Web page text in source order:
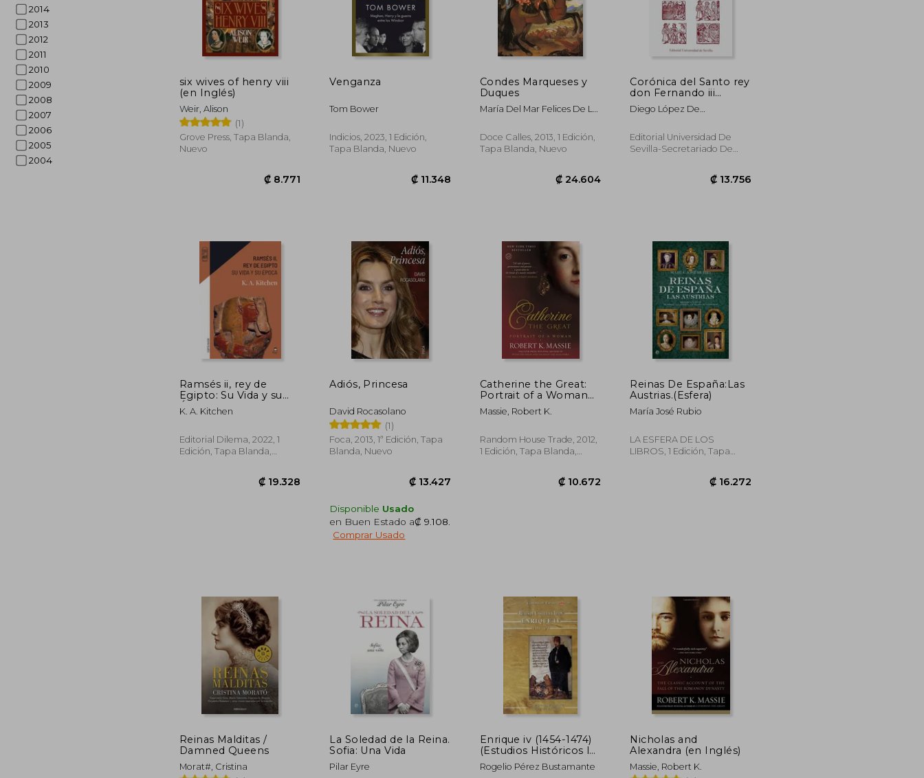
2014
2013
2012
2011
2010
2009
2008
2007
2006
2005
2004
six wives of henry viii
(en Inglés)
Weir, Alison
(1)
Grove Press, Tapa Blanda,
Nuevo
₡ 8.771
Venganza
Tom Bower
Indicios, 2023, 1 Edición,
Tapa Blanda, Nuevo
₡ 11.348
Condes Marqueses y
Duques
María Del Mar Felices De La
Doce Calles, 2013, 1 Edición,
Tapa Blanda, Nuevo
₡ 24.604
Corónica del Santo rey
don Fernando iii
(Historia y Geografía)
Diego López De
González Jiménez
Editorial Universidad De
Sevilla-Secretariado De
Ramsés ii, rey de
Egipto: Su Vida y su
Época
K. A. Kitchen
Editorial Dilema, 2022, 1
Edición, Tapa Blanda,
Adiós, Princesa
David Rocasolano
(1)
Foca, 2013, 1ª Edición, Tapa
Blanda, Nuevo
Disponible Usado
en Buen Estado a₡ 9.108
Comprar Usado
Catherine the Great:
Portrait of a Woman
(en Inglés)
Massie, Robert K.
Random House Trade, 2012,
1 Edición, Tapa Blanda,
Reinas De España:Las
Austrias.(Esfera)
María José Rubio
LA ESFERA DE LOS
LIBROS, 1 Edición, Tapa
Reinas Malditas /
Damned Queens
Morat#, Cristina
La Soledad de la Reina.
Sofia: Una Vida
Pilar Eyre
Enrique iv (1454-1474)
(Estudios Históricos la
Olmeda)
Rogelio Pérez Bustamante
Nicholas and
Alexandra (en Inglés)
Massie, Robert K.